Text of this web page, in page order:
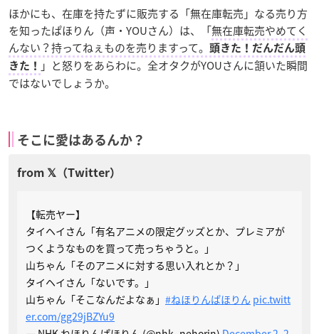
ほかにも、在庫を持たずに販売する「無在庫転売」なる売り方
を知ったぱほりん（声・YOUさん）は、「無在庫転売やめてく
んない？持ってねぇものを売りますって。 頭きた！だんだん頭
きた！
」と怒りをあらわに。全オタクがYOUさんに頷いた瞬間
ではないでしょうか。
そこに愛はあるんか？
【転売ヤー】
タイヘイさん「有名アニメの限定グッズとか、プレミアが
つくようなものを買って売っちゃうと。」
山ちゃん「そのアニメに対する思い入れとか？」
タイヘイさん「ないです。」
山ちゃん「そこなんだよなぁ」 #ねほりんぱほりん pic.twitt
er.com/gg29jBZYu9